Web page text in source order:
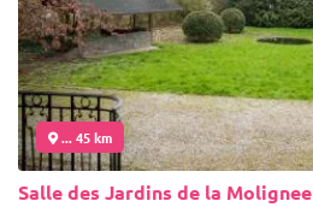
... 45 km
Salle des Jardins de la Molignee